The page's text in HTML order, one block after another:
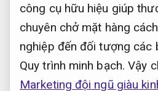
công cụ hữu hiệu giúp
chuyên chở mặt hàng
nghiệp đến đối tượng các
Quy trình minh bạch. Vậy
Marketing đội ngũ giàu